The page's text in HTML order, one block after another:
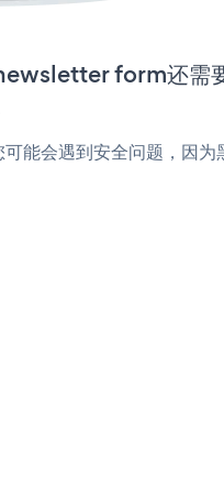
form还需
能会遇到安全问题，因